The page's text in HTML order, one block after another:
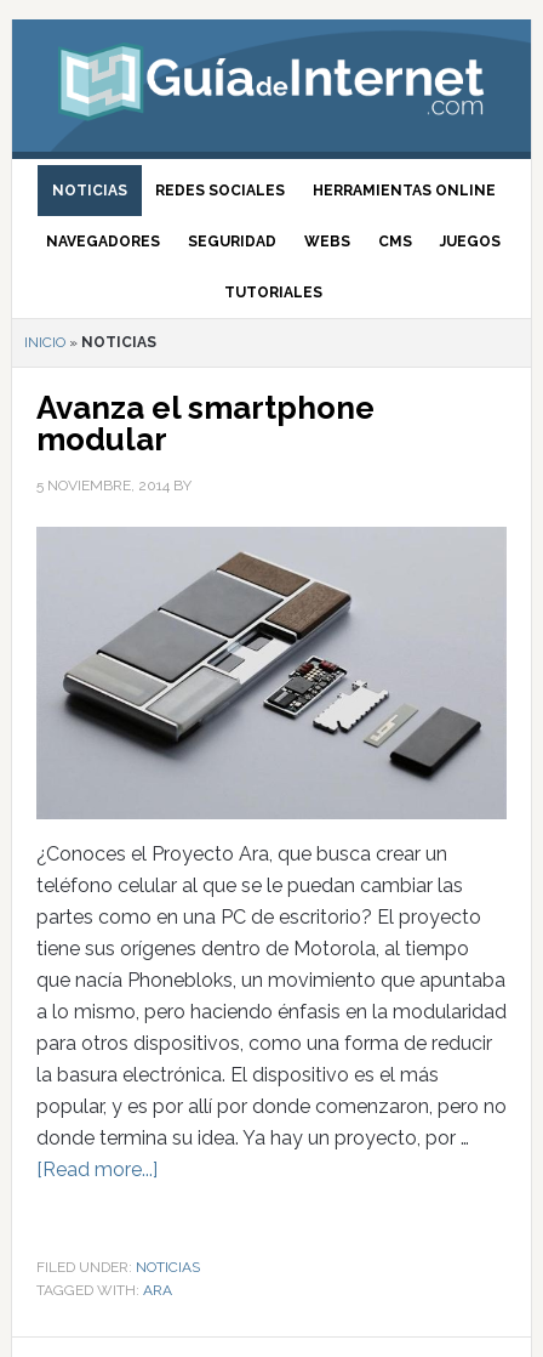
NOTICIAS REDES SOCIALES HERRAMIENTAS ONLINE
NAVEGADORES SEGURIDAD WEBS CMS JUEGOS
TUTORIALES
INICIO» NOTICIAS
Avanza el smartphone
modular
5 NOVIEMBRE, 2014BY
¿Conoces el Proyecto Ara, que busca crear un
teléfono celular al que se le puedan cambiar las
partes como en una PC de escritorio? El proyecto
tiene sus orígenes dentro de Motorola, al tiempo
que nacía Phonebloks, un movimiento que apuntaba
a lo mismo, pero haciendo énfasis en la modularidad
para otros dispositivos, como una forma de reducir
la basura electrónica. El dispositivo es el más
popular, y es por allí por donde comenzaron, pero no
donde termina su idea. Ya hay un proyecto, por …
[Read more...]
FILED UNDER: NOTICIAS
TAGGED WITH: ARA